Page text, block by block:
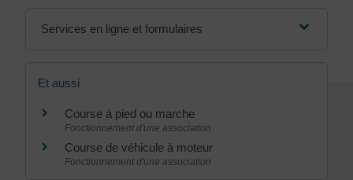
Services en ligne et formulaires
Et aussi
Course à pied ou marche
Fonctionnement d'une association
Course de véhicule à moteur
Fonctionnement d'une association